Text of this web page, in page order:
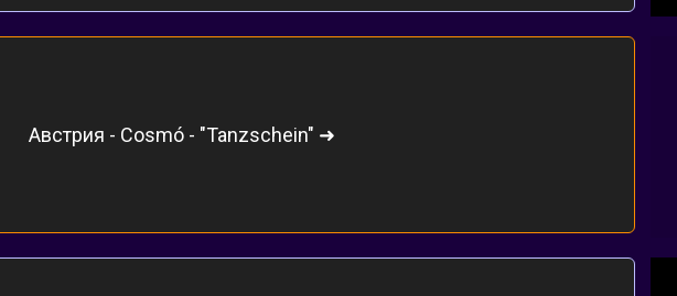
Австрия - Cosmó - "Tanzschein" ➜